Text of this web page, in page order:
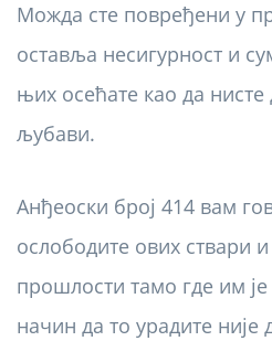
Можда сте повређени у
оставља несигурност и
њих осећате као да нисте
љубави.
Анђеоски број 414 вам
ослободите ових ствари
прошлости тамо где им
начин да то урадите није